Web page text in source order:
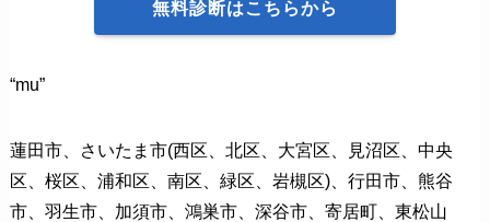
無料診断はこちらから
“mu”
蓮⽥市、さいたま市(⻄区、北区、⼤宮区、⾒沼区、中央
区、桜区、浦和区、南区、緑区、岩槻区)、⾏⽥市、熊⾕
市、⽻⽣市、加須市、鴻巣市、深⾕市、寄居町、東松⼭